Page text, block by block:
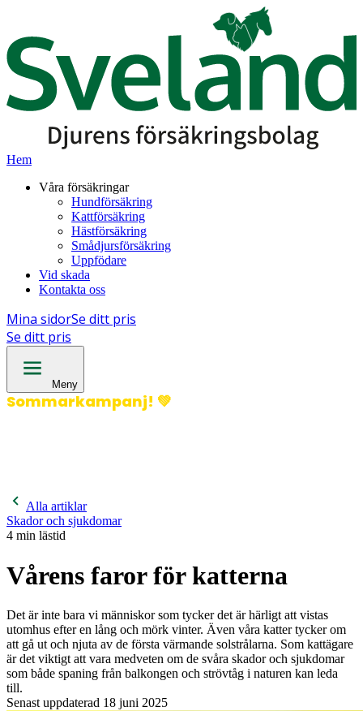
Hem
Våra försäkringar
Hundförsäkring
Kattförsäkring
Hästförsäkring
Smådjursförsäkring
Uppfödare
Vid skada
Kontakta oss
Mina sidorSe ditt pris
Se ditt pris
Meny
Sommarkampanj! 💚
Alla artiklar
Skador och sjukdomar
4 min lästid
Vårens faror för katterna
Det är inte bara vi människor som tycker det är härligt att vistas
utomhus efter en lång och mörk vinter. Även våra katter tycker om
att gå ut och njuta av de första värmande solstrålarna. Som kattägare
är det viktigt att vara medveten om de svåra skador och sjukdomar
som både spaning från balkongen och strövtåg i naturen kan leda
till.
Senast uppdaterad 18 juni 2025